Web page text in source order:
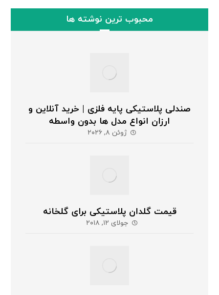
محبوب ترین نوشته ها
صندلی پلاستیکی پایه فلزی | خرید آنلاین و
ارزان انواع مدل ها بدون واسطه
ژوئن ۸, ۲۰۲۶
قیمت گلدان پلاستیکی برای گلخانه
جولای ۱۲, ۲۰۱۸